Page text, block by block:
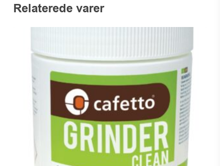
Relaterede varer